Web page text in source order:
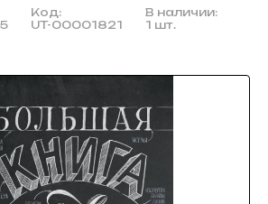
Код:
UT-00001821
В наличии:
1 шт.